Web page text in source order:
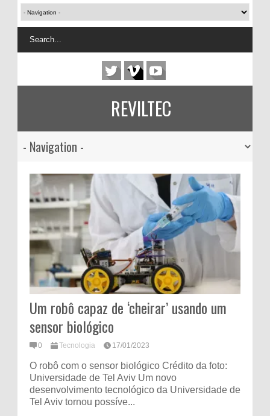
REVILTEC
Um robô capaz de ‘cheirar’ usando um
sensor biológico
0 Tecnologia 17/01/2023
O robô com o sensor biológico Crédito da foto:
Universidade de Tel Aviv Um novo
desenvolvimento tecnológico da Universidade de
Tel Aviv tornou possíve...